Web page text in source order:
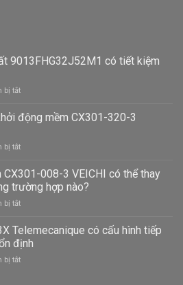
9013FHG32J52M1 có tiết kiệm
bị tắtở
tắc
áp
9013FHG32J52M1
tiết
kiệm
năng?
động mềm CX301-320-3
bị tắtở
dụng
của
khởi
động
CX301-
320-
3
VEICHI
CX301-008-3 VEICHI có thể thay
trường hợp nào?
bị tắtở
động
mềm
CX301-
008-
Telemecanique có cấu hình tiếp
định
bị tắtở